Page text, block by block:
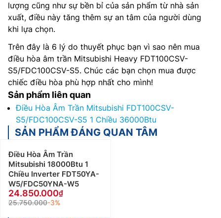
lượng cũng như sự bền bỉ của sản phẩm từ nhà sản
xuất, điều này tăng thêm sự an tâm của người dùng
khi lựa chọn.
Trên đây là 6 lý do thuyết phục bạn vì sao nên mua
điều hòa âm trần Mitsubishi Heavy FDT100CSV-
S5/FDC100CSV-S5. Chúc các bạn chọn mua được
chiếc điều hòa phù hợp nhất cho mình!
Sản phẩm liên quan
Điều Hòa Âm Trần Mitsubishi FDT100CSV-
S5/FDC100CSV-S5 1 Chiều 36000Btu
SẢN PHẨM ĐÁNG QUAN TÂM
Điều Hòa Âm Trần
Mitsubishi 18000Btu 1
Chiều Inverter FDT50YA-
W5/FDC50YNA-W5
24.850.000
25.750.000-3%